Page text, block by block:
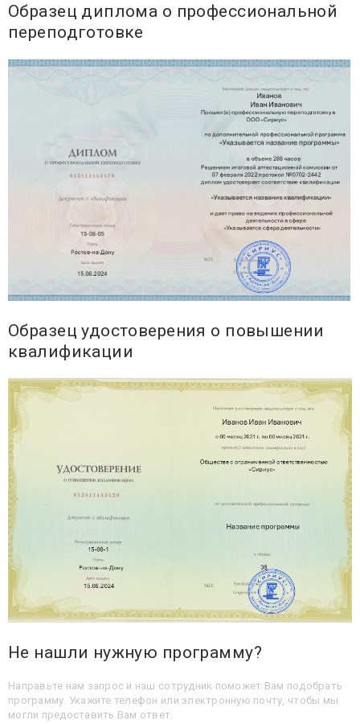
Образец диплома о профессиональной
переподготовке
Образец удостоверения о повышении
квалификации
Не нашли нужную программу?
Направьте нам запрос и наш сотрудник поможет Вам подобрать
программу. Укажите телефон или электронную почту, чтобы мы
могли предоставить Вам ответ.